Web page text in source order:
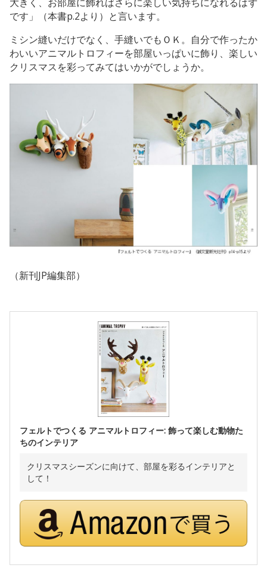
です」（本書p.2より）と言います。
ミシン縫いだけでなく、手縫いでもＯＫ。自分で作ったか
わいいアニマルトロフィーを部屋いっぱいに飾り、楽しい
クリスマスを彩ってみてはいかがでしょうか。
（新刊JP編集部）
フェルトでつくる アニマルトロフィー: 飾って楽しむ動物た
ちのインテリア
クリスマスシーズンに向けて、部屋を彩るインテリアと
して！